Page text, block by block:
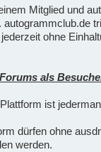
Mitglied und
autogrammclub.de
ohne
als
ist
dürfen ohne
werden.